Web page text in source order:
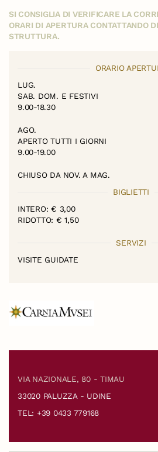
SI CONSIGLIA DI VERIFICARE LA
ORARI DI APERTURA CONTATTANDO
STRUTTURA.
ORARIO
LUG.
SAB. DOM. E FESTIVI
9.00-18.30
AGO.
APERTO TUTTI I GIORNI
9.00-19.00
CHIUSO DA NOV. A MAG.
BIGLIETTI
INTERO: € 3,00
RIDOTTO: € 1,50
SERVIZI
VISITE GUIDATE
VIA NAZIONALE, 80 - TIMAU
33020 PALUZZA - UDINE
TEL: +39 0433 779168